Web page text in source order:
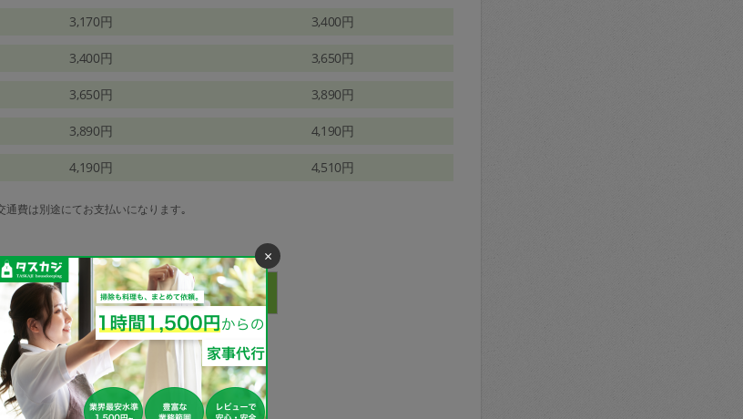
3,170円 3,400円
3,400円 3,650円
3,650円 3,890円
3,890円 4,190円
4,190円 4,510円
費は別途にてお支払いになります｡
家事代行サービスの種類
×